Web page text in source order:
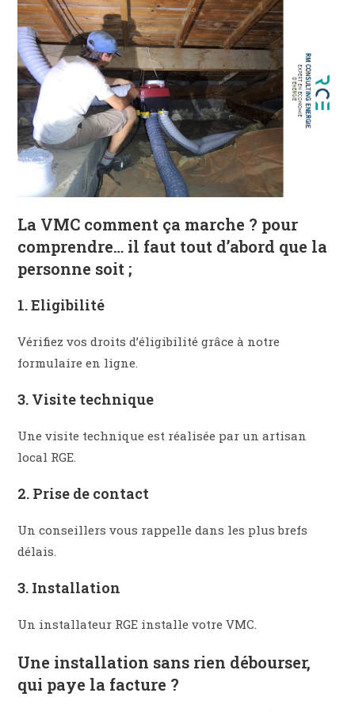
La VMC comment ça marche ? pour
comprendre… il faut tout d’abord que la
personne soit ;
1. Eligibilité
Vérifiez vos droits d’éligibilité grâce à notre
formulaire en ligne.​
3. Visite technique
Une visite technique est réalisée par un artisan
local RGE.
2. Prise de contact
Un conseillers vous rappelle dans les plus brefs
délais.
3. Installation​
Un installateur RGE installe votre VMC.
Une installation sans rien débourser,
qui paye la facture ?